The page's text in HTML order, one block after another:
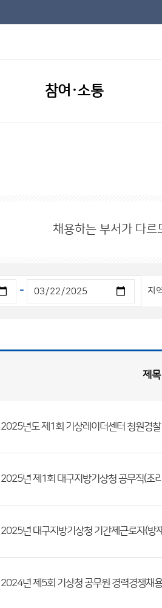
참여·소통
채용하는 부서가 다르
-
제목
2025년 제1회 대구지방기상청 공무직(조
2024년 제5회 기상청 공무원 경력경쟁채